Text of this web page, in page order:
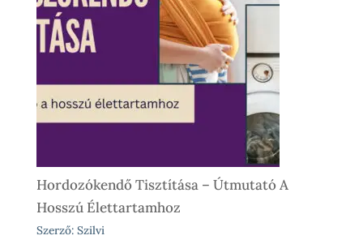
Próba
Vásárlás
Előtt
És
Különleges
Élethelyzetekre
Hordozókendő Tisztítása – Útmutató A
Hosszú Élettartamhoz
Szerző: Szilvi